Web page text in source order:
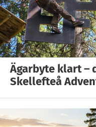
Ägarbyte klart –
Skellefteå